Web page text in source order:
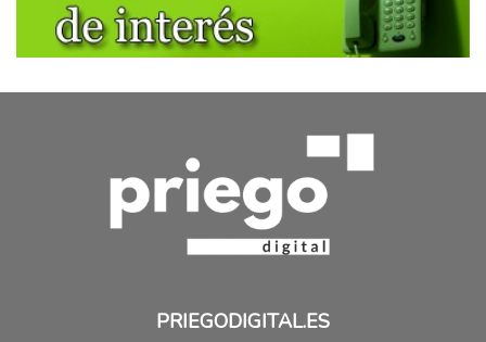
PRIEGODIGITAL.ES